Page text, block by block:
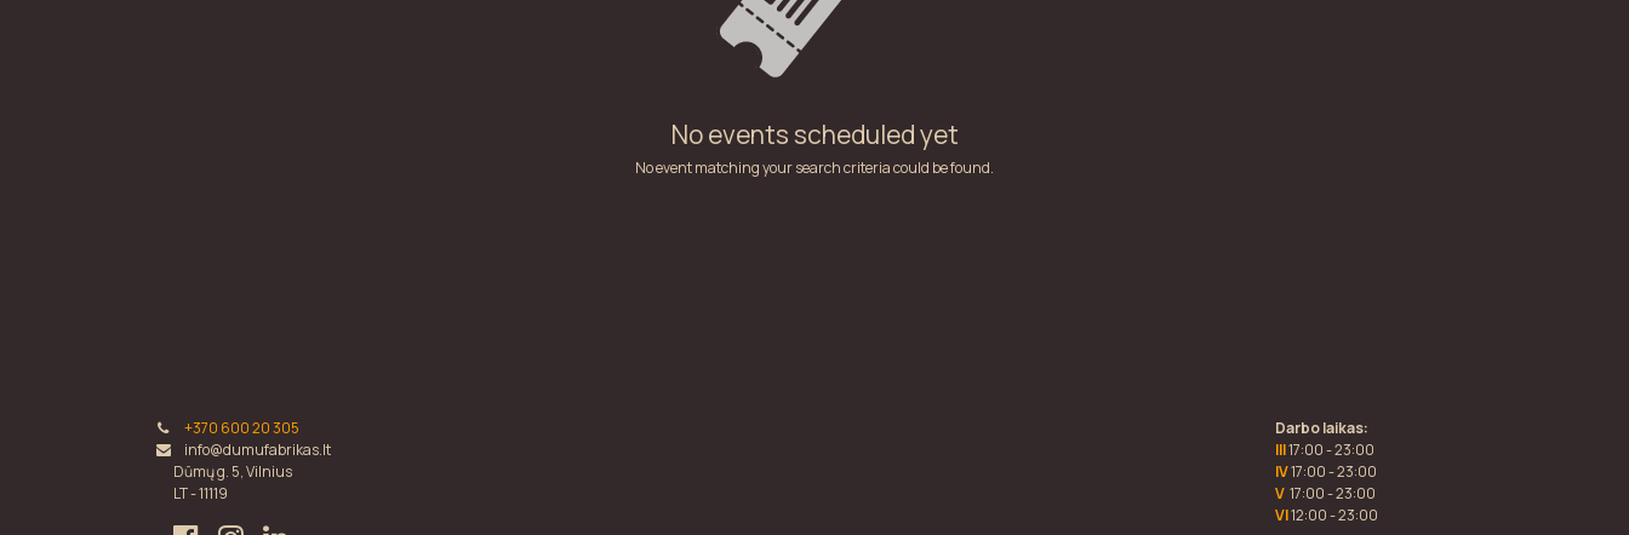
No events scheduled yet
No event matching your search criteria could be found.
+370 600 20 305
info@dumufabrikas.lt
Dūmų g. 5, Vilnius
LT - 11119
Darbo laikas:
III17:00 - 23:00
IV17:00 - 23:00
V 17:00 - 23:00
VI12:00 - 23:00